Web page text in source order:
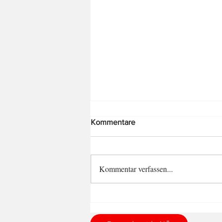
Wir sagen "DANKE"!
Kommentare
Kommentar verfassen...